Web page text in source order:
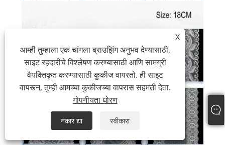
X
आम्ही तुम्हाला एक चांगला ब्राउझिंग अनुभव देण्यासाठी,
साइट रहदारीचे विश्लेषण करण्यासाठी आणि सामग्री
वैयक्तिकृत करण्यासाठी कुकीज वापरतो. ही साइट
वापरून, तुम्ही आमच्या कुकीजच्या वापरास सहमती देता.
गोपनीयता धोरण
नकार द्या स्वीकारा